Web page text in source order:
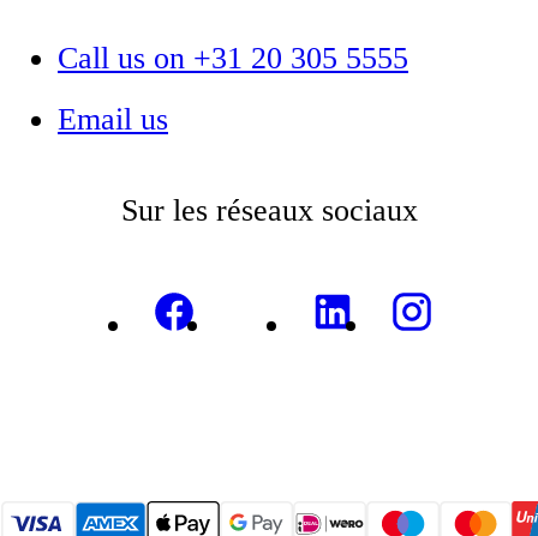
Call us on +31 20 305 5555
Email us
Sur les réseaux sociaux